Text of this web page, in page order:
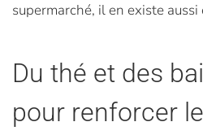
supermarché, il en existe aussi
Du thé et des
pour renforcer